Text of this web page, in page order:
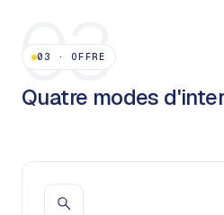
03
03 ·OFFRE
Quatre modes